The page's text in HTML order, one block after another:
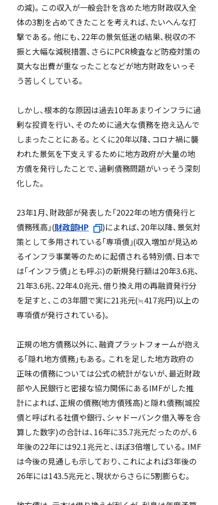
の減)。この収入が一般会計を含めた地方財政収入全
体の3割を占めてきたことを考えれば、たいへんな打
撃である。他にも、22年の景気低迷の結果、税収の不
振と大幅な減税措置、さらにPCR検査など防疫対策の
莫大な出費が重なったことなどが地方財政をいっそ
う苦しくしている。
しかし、根本的な原因は過去10年あまりインフラに過
剰な投資を行い、そのために過大な債務を抱え込んで
しまったことにある。とくに20年以降、コロナ禍に襲
われた景気を下支えするために地方政府が大量の地
方債を発行したことで、過剰債務問題がいっそう深刻
化した。
23年1月、財政部が発表した「2022年の地方債発行と
債務残高」(財政部HP
)によれば、20年以降、景気対
策として多用されている｢専項債｣(収入増加が見込め
るインフラ事業等のために起債される特別債、日本で
は｢インフラ債｣とも呼ぶ)の新規発行額は20年3.6兆、
21年3.6兆、22年4.0兆元、借り換え用の再融資発行分
を足すと、この3年間で実に21兆元(≒417兆円)以上の
専項債が発行されている)。
正規の地方債務以外に、融資プラットフォームが抱え
る｢隠れ地方債務｣もある。これを足した地方政府の
正味の債務については公式の統計がないが、最近財政
部や人民銀行と密接な協力関係にあるIMFがした推
計によれば、正規の債務(地方債残高)と隠れ債務(城投
債と呼ばれる社債や銀行、シャドーバンク借入等を合
算した数字)の合計は、16年に35.7兆元だったのが、6
年後の22年には92.1兆元と、ほぼ3倍増している。IMF
は今後の見通しも示しており、これによれば3年後の
26年には143.5兆元と、現状からさらに5割膨らむ。